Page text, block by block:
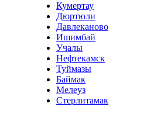
Кумертау
Дюртюли
Давлеканово
Ишимбай
Учалы
Нефтекамск
Туймазы
Баймак
Мелеуз
Стерлитамак